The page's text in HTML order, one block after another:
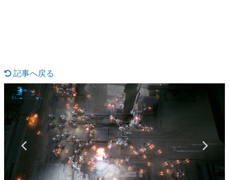
マンガ
アプリレビュー
その他
電ファミニコゲーマーとは？
記事へ戻る